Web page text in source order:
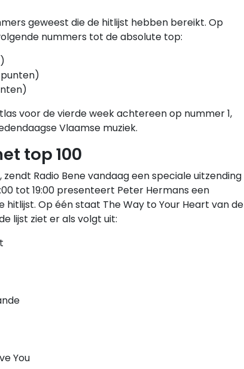
geweest die de hitlijst hebben bereikt. Op
nummers tot de absolute top:
voor de vierde week achtereen op nummer 1,
Vlaamse muziek.
top 100
Radio Bene vandaag een speciale uitzending
tot 19:00 presenteert Peter Hermans een
hitlijst. Op één staat The Way to Your Heart van de
lijst ziet er als volgt uit:
You